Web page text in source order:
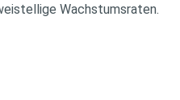
Wachstumsraten.